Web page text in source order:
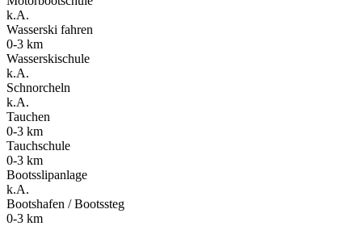
k.A.
Wasserski fahren
0-3 km
Wasserskischule
k.A.
Schnorcheln
k.A.
Tauchen
0-3 km
Tauchschule
0-3 km
Bootsslipanlage
k.A.
Bootshafen / Bootssteg
0-3 km